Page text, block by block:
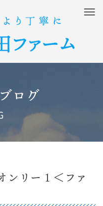
M
ログ
ンリー１＜ファ